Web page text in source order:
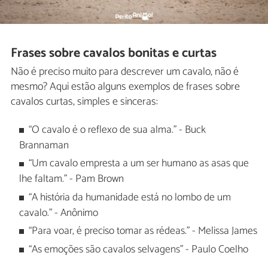
Frases sobre cavalos bonitas e curtas
Não é preciso muito para descrever um cavalo, não é
mesmo? Aqui estão alguns exemplos de frases sobre
cavalos curtas, simples e sinceras:
“O cavalo é o reflexo de sua alma." - Buck
Brannaman
“Um cavalo empresta a um ser humano as asas que
lhe faltam." - Pam Brown
“A história da humanidade está no lombo de um
cavalo." - Anônimo
“Para voar, é preciso tomar as rédeas." - Melissa James
“As emoções são cavalos selvagens" - Paulo Coelho